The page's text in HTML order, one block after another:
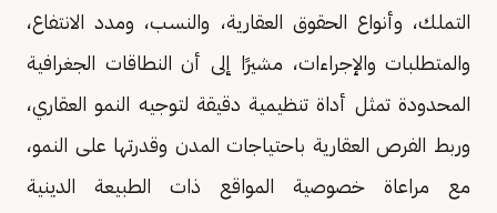
التملك، وأنواع الحقوق العقارية، والنسب، ومدد الانتفاع،
والمتطلبات والإجراءات، مشيرًا إلى أن النطاقات الجغرافية
المحدودة تمثل أداة تنظيمية دقيقة لتوجيه النمو العقاري،
وربط الفرص العقارية باحتياجات المدن وقدرتها على النمو،
مع مراعاة خصوصية المواقع ذات الطبيعة الدينية